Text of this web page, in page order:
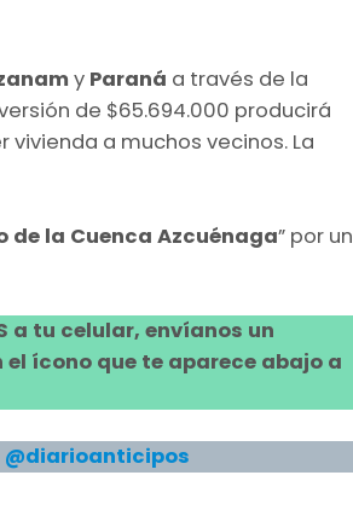
y Paraná a través de la
de $65.694.000 producirá
a muchos vecinos. La
de la Cuenca Azcuénaga” por un
a tu celular, envíanos un
ícono que te aparece abajo a
@diarioanticipos